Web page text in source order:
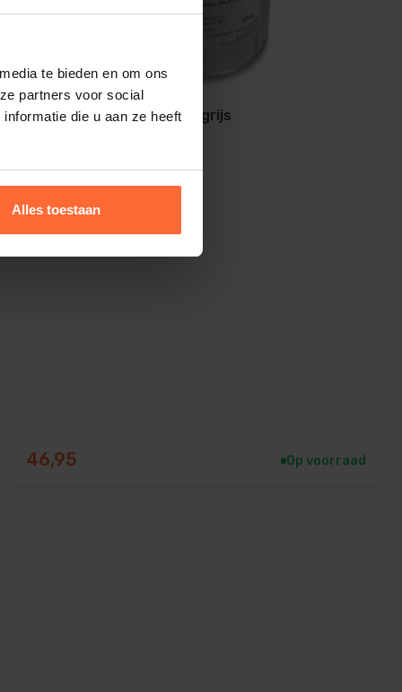
te bieden en om ons
partners voor social
die u aan ze heeft
Alles toestaan
Elbe vloeibare folie licht grijs
46,95 Op voorraad